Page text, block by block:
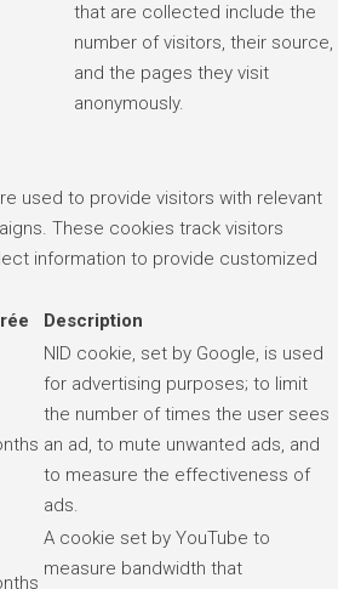
that are collected include the
number of visitors, their source,
and the pages they visit
anonymously.
used to provide visitors with relevant
These cookies track visitors
information to provide customized
Description
NID cookie, set by Google, is used
for advertising purposes; to limit
the number of times the user sees
an ad, to mute unwanted ads, and
to measure the effectiveness of
ads.
A cookie set by YouTube to
measure bandwidth that